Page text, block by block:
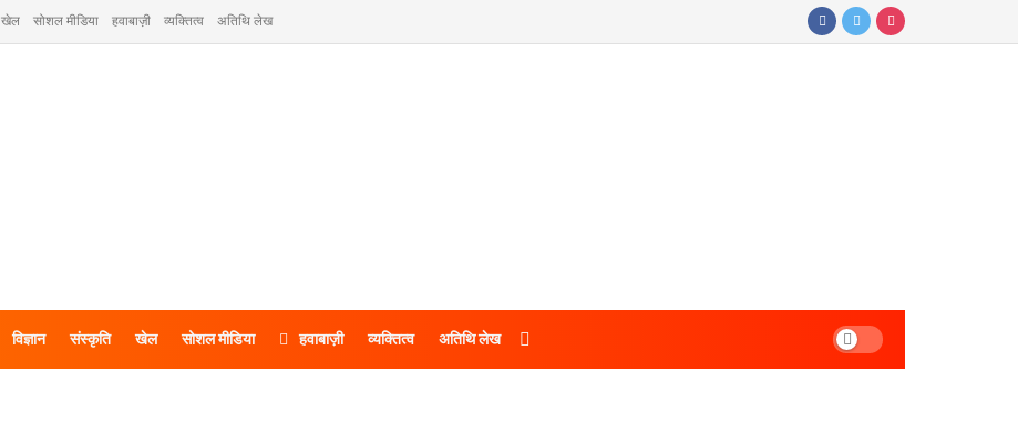
खेल सोशल मीडिया हवाबाज़ी व्यक्तित्व अतिथि लेख
विज्ञान संस्कृति खेल सोशल मीडिया हवाबाज़ी व्यक्तित्व अतिथि लेख